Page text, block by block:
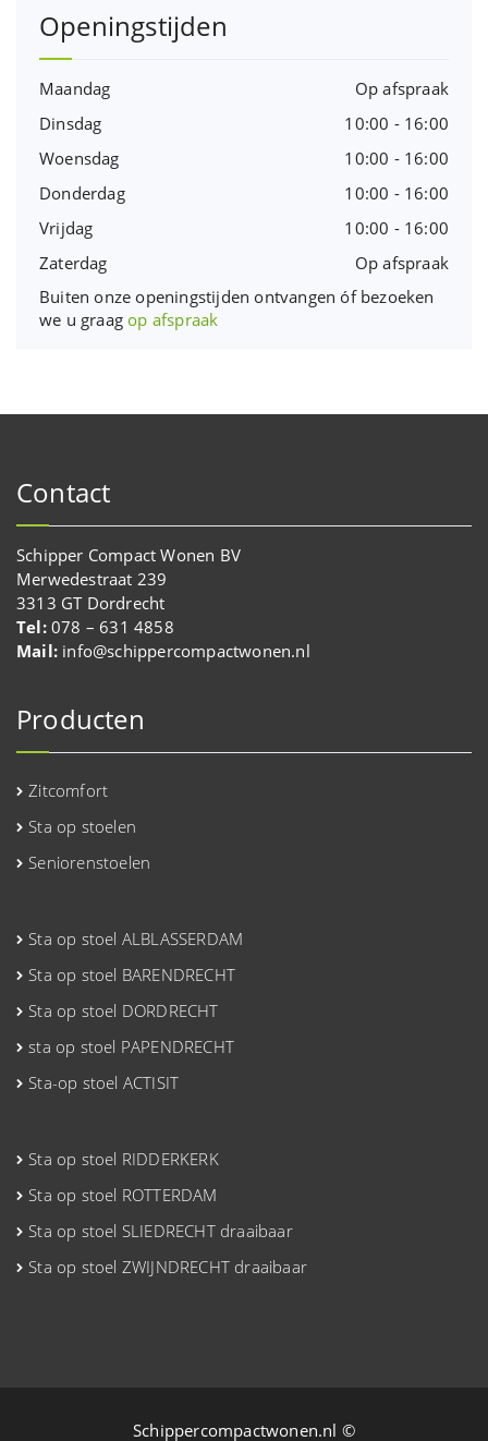
Openingstijden
Maandag
Op afspraak
Dinsdag
10:00 - 16:00
Woensdag
10:00 - 16:00
Donderdag
10:00 - 16:00
Vrijdag
10:00 - 16:00
Zaterdag
Op afspraak
Buiten onze openingstijden ontvangen óf bezoeken
we u graagop afspraak
Contact
Schipper Compact Wonen BV
Merwedestraat 239
3313 GT Dordrecht
Tel:078 – 631 4858
Mail: info@schippercompactwonen.nl
Producten
Zitcomfort
Sta op stoelen
Seniorenstoelen
Sta op stoel ALBLASSERDAM
Sta op stoel BARENDRECHT
Sta op stoel DORDRECHT
sta op stoel PAPENDRECHT
Sta-op stoel ACTISIT
Sta op stoel RIDDERKERK
Sta op stoel ROTTERDAM
Sta op stoel SLIEDRECHT draaibaar
Sta op stoel ZWIJNDRECHT draaibaar
Schippercompactwonen.nl ©